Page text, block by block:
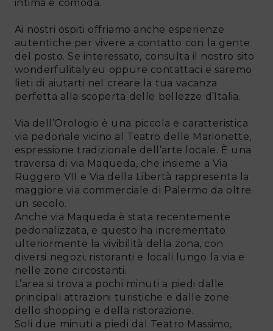
intima e comoda.
Ai nostri ospiti offriamo anche esperienze
autentiche per vivere a contatto con la gente
del posto. Se interessato, consulta il nostro sito
wonderfulitaly.eu oppure contattaci e saremo
lieti di aiutarti nel creare la tua vacanza
perfetta alla scoperta delle bellezze d’Italia.
Via dell’Orologio è una piccola e caratteristica
via pedonale vicino al Teatro delle Marionette,
espressione tradizionale dell’arte locale. È una
traversa di via Maqueda, che insieme a Via
Ruggero VII e Via della Libertà rappresenta la
maggiore via commerciale di Palermo da oltre
un secolo.
Anche via Maqueda è stata recentemente
pedonalizzata, e questo ha incrementato
ulteriormente la vivibilità della zona, con
diversi negozi, ristoranti e locali lungo la via e
nelle zone circostanti.
L’area si trova a pochi minuti a piedi dalle
principali attrazioni turistiche e dalle zone
dello shopping e della ristorazione.
Soli due minuti a piedi dal Teatro Massimo,